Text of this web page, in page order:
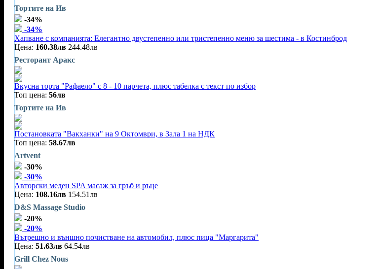
Тортите на Ив
-34%
-34%
Хапване с компанията: Елегантно двустепенно или тристепенно меню за шестима - в Костинброд
Цена: 160.38лв 244.48лв
Ресторант Аракс
Вкусна торта "Рафаело" с 8 - 10 парчета, плюс табелка с текст по избор
Топ цена: 56лв
Тортите на Ив
Постановката "Вакханки" на 9 Октомври, в Зала 1 на НДК
Топ цена: 58.67лв
Artvent
-30%
-30%
Авторски меден SPA масаж за гръб и ръце
Цена: 108.16лв 154.51лв
D&S Massage Studio
-20%
-20%
Вътрешно и външно почистване на автомобил, плюс пица "Маргарита"
Цена: 51.63лв 64.54лв
Grill Chez Nous